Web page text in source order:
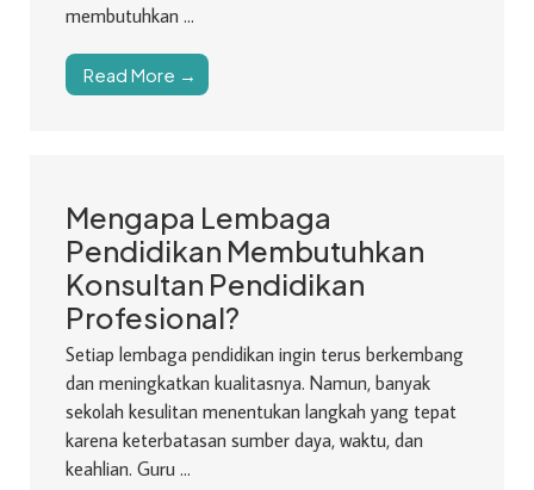
membutuhkan ...
Read More →
Mengapa Lembaga
Pendidikan Membutuhkan
Konsultan Pendidikan
Profesional?
Setiap lembaga pendidikan ingin terus berkembang
dan meningkatkan kualitasnya. Namun, banyak
sekolah kesulitan menentukan langkah yang tepat
karena keterbatasan sumber daya, waktu, dan
keahlian. Guru ...